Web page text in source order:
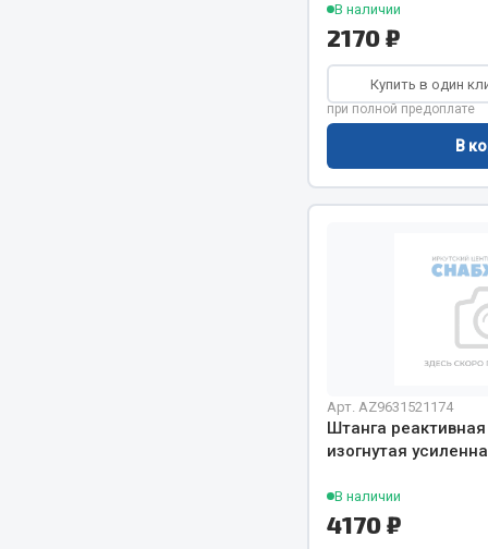
Весь раздел
Ящики для инструмента и органайзеры
В наличии
2170 ₽
Купить в один
при полной предоплате
В
Арт. AZ9631521174
Штанга
изогнутая
В наличии
4170 ₽